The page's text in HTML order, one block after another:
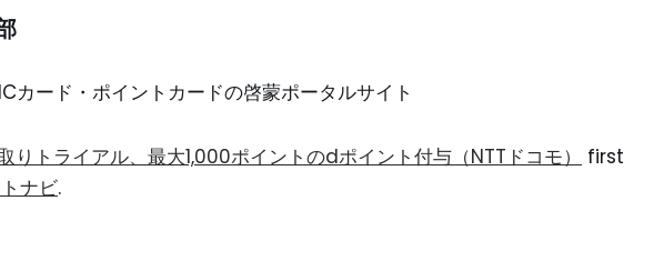
カード・ポイントカードの啓蒙ポータルサイト
りトライアル、最大1,000ポイントのdポイント付与（NTTドコモ）
first
ナビ.